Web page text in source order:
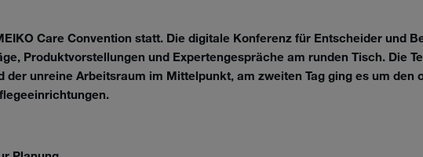
Care Convention statt. Die digitale Konferenz für Entscheider und
Produktvorstellungen und Expertengespräche am runden Tisch. Die
der unreine Arbeitsraum im Mittelpunkt, am zweiten Tag ging es um den